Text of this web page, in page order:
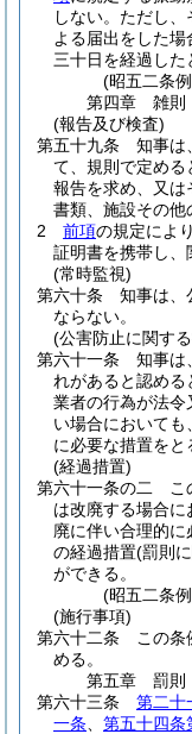
しない。 ただし、
よる届出をした
三十日を経過した
(昭五二条
第四章
雑則
(報告及び検査)
第五十九条
知事は
て、規則で定める
報告を求め、又は
書類、施設その他
2
前項の規定によ
証明書を携帯し、
(常時監視)
第六十条
知事は、
ならない。
(公害防止に関す
第六十一条
知事は
れがあると認める
業者の行為が法令
い場合において
に必要な措置をと
(経過措置)
第六十一条の二
こ
は改廃する場合
廃に伴い合理的
の経過措置(罰則
ができる。
(昭五二条
(施行事項)
第六十二条
この条
める。
第五章
罰則
第六十三条
第二十
一条
第五十四条